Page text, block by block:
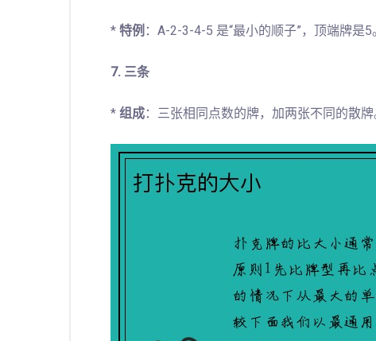
*特例：A-2-3-4-5 是“最小的顺子”，顶端牌是5。
7. 三条
*组成：三张相同点数的牌，加两张不同的散牌